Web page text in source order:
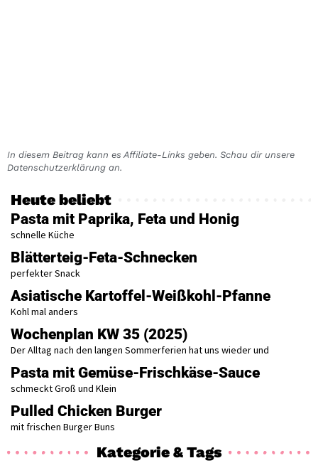
In diesem Beitrag kann es Affiliate-Links geben. Schau dir unsere
Datenschutzerklärung an.
Heute beliebt
Pasta mit Paprika, Feta und Honig
schnelle Küche
Blätterteig-Feta-Schnecken
perfekter Snack
Asiatische Kartoffel-Weißkohl-Pfanne
Kohl mal anders
Wochenplan KW 35 (2025)
Der Alltag nach den langen Sommerferien hat uns wieder und
Pasta mit Gemüse-Frischkäse-Sauce
schmeckt Groß und Klein
Pulled Chicken Burger
mit frischen Burger Buns
Kategorie & Tags